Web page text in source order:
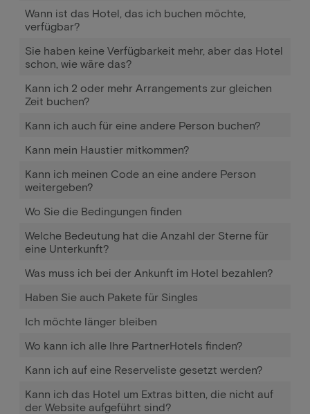
Wann ist das Hotel, das ich buchen möchte,
verfügbar?
Sie haben keine Verfügbarkeit mehr, aber das Hotel
schon, wie wäre das?
Kann ich 2 oder mehr Arrangements zur gleichen
Zeit buchen?
Kann ich auch für eine andere Person buchen?
Kann mein Haustier mitkommen?
Kann ich meinen Code an eine andere Person
weitergeben?
Wo Sie die Bedingungen finden
Welche Bedeutung hat die Anzahl der Sterne für
eine Unterkunft?
Was muss ich bei der Ankunft im Hotel bezahlen?
Haben Sie auch Pakete für Singles
Ich möchte länger bleiben
Wo kann ich alle Ihre PartnerHotels finden?
Kann ich auf eine Reserveliste gesetzt werden?
Kann ich das Hotel um Extras bitten, die nicht auf
der Website aufgeführt sind?